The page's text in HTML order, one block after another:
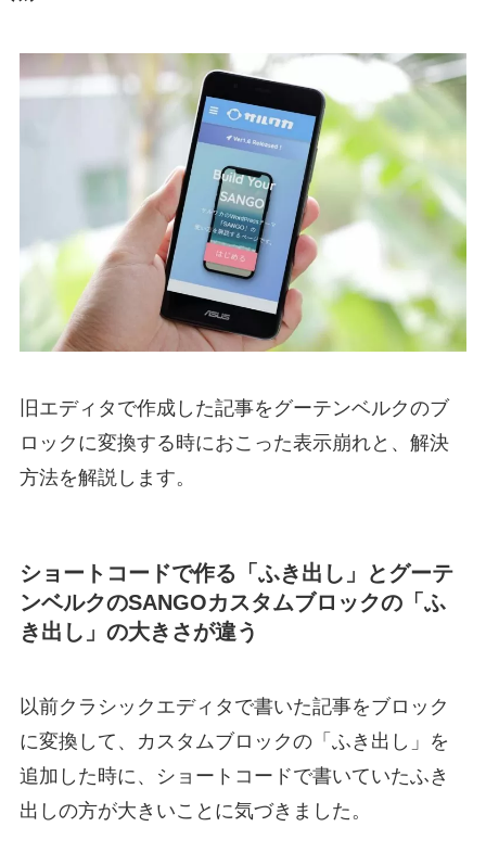
旧エディタで作成した記事をグーテンベルクのブ
ロックに変換する時におこった表示崩れと、解決
方法を解説します。
ショートコードで作る「ふき出し」とグーテ
ンベルクのSANGOカスタムブロックの「ふ
き出し」の大きさが違う
以前クラシックエディタで書いた記事をブロック
に変換して、カスタムブロックの「ふき出し」を
追加した時に、ショートコードで書いていたふき
出しの方が大きいことに気づきました。